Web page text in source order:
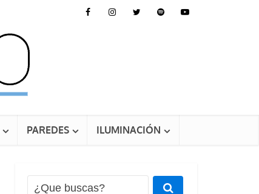
PAREDES ILUMINACIÓN